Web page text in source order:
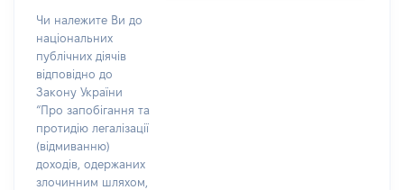
Чи належите Ви до
національних
публічних діячів
відповідно до
Закону України
“Про запобігання та
протидію легалізації
(відмиванню)
доходів, одержаних
злочинним шляхом,